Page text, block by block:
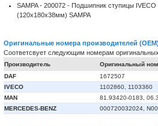
SAMPA - 200072 - Подшипник ступицы
(120x180x38мм) SAMPA
Оригинальные номера производителей
Соответсвует следующим номерам
Производитель
Оригинальный
DAF
1672507
IVECO
1102860, 1103360
MAN
81.93420-0183,
MERCEDES-BENZ
000720032024,